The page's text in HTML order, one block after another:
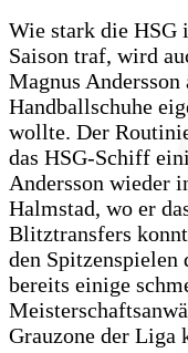
Wie stark die HSG
Saison traf, wird
Magnus Andersson
Handballschuhe
wollte. Der
das HSG-Schiff
Andersson wieder
Halmstad, wo er
Blitztransfers
den
bereits einige
Grauzone der Liga